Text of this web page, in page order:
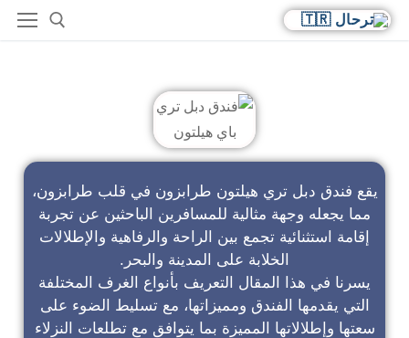
يقع فندق دبل تري هيلتون طرابزون في قلب طرابزون،
مما يجعله وجهة مثالية للمسافرين الباحثين عن تجربة
إقامة استثنائية تجمع بين الراحة والرفاهية والإطلالات
الخلابة على المدينة والبحر.
يسرنا في هذا المقال التعريف بأنواع الغرف المختلفة
التي يقدمها الفندق ومميزاتها، مع تسليط الضوء على
سعتها وإطلالاتها المميزة بما يتوافق مع تطلعات النزلاء